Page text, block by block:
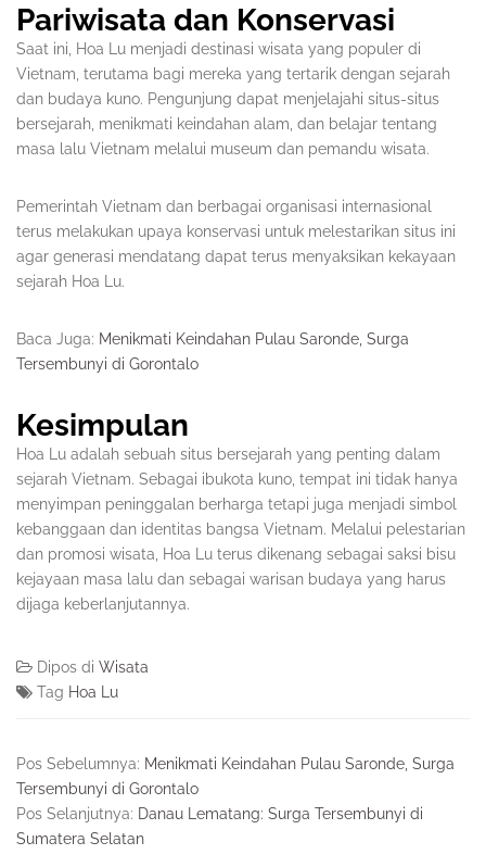
Pariwisata dan Konservasi
Saat ini, Hoa Lu menjadi destinasi wisata yang populer di
Vietnam, terutama bagi mereka yang tertarik dengan sejarah
dan budaya kuno. Pengunjung dapat menjelajahi situs-situs
bersejarah, menikmati keindahan alam, dan belajar tentang
masa lalu Vietnam melalui museum dan pemandu wisata.
Pemerintah Vietnam dan berbagai organisasi internasional
terus melakukan upaya konservasi untuk melestarikan situs ini
agar generasi mendatang dapat terus menyaksikan kekayaan
sejarah Hoa Lu.
Baca Juga: Menikmati Keindahan Pulau Saronde, Surga
Tersembunyi di Gorontalo
Kesimpulan
Hoa Lu adalah sebuah situs bersejarah yang penting dalam
sejarah Vietnam. Sebagai ibukota kuno, tempat ini tidak hanya
menyimpan peninggalan berharga tetapi juga menjadi simbol
kebanggaan dan identitas bangsa Vietnam. Melalui pelestarian
dan promosi wisata, Hoa Lu terus dikenang sebagai saksi bisu
kejayaan masa lalu dan sebagai warisan budaya yang harus
dijaga keberlanjutannya.
Dipos di Wisata
Tag Hoa Lu
Pos Sebelumnya: Menikmati Keindahan Pulau Saronde, Surga
Tersembunyi di Gorontalo
Pos Selanjutnya: Danau Lematang: Surga Tersembunyi di
Sumatera Selatan